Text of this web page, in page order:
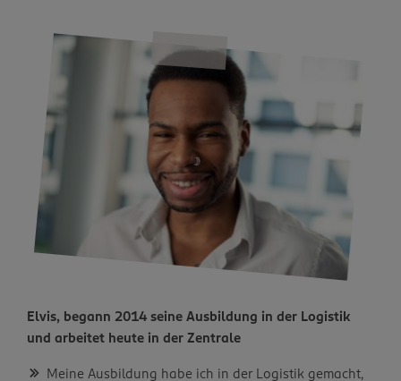
Elvis, begann 2014 seine Ausbildung in der Logistik
und arbeitet heute in der Zentrale
Meine Ausbildung habe ich in der Logistik gemacht,